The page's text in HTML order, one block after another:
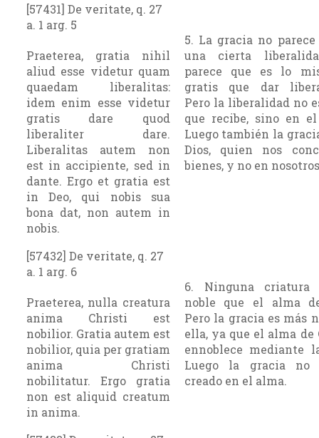
[57431] De veritate, q. 27
a. 1 arg. 5
Praeterea, gratia nihil
aliud esse videtur quam
quaedam liberalitas:
idem enim esse videtur
gratis dare quod
liberaliter dare.
Liberalitas autem non
est in accipiente, sed in
dante. Ergo et gratia est
in Deo, qui nobis sua
bona dat, non autem in
nobis.
5. La gracia no
una cierta
parece que es lo
gratis que dar
Pero la liberalidad no
que recibe, sino en
Luego también la
Dios, quien nos
bienes, y no en
[57432] De veritate, q. 27
a. 1 arg. 6
Praeterea, nulla creatura
anima Christi est
nobilior. Gratia autem est
nobilior, quia per gratiam
anima Christi
nobilitatur. Ergo gratia
non est aliquid creatum
in anima.
6. Ninguna criatura
noble que el alma
Pero la gracia es más
ella, ya que el alma de
ennoblece mediante
Luego la gracia no
creado en el alma.